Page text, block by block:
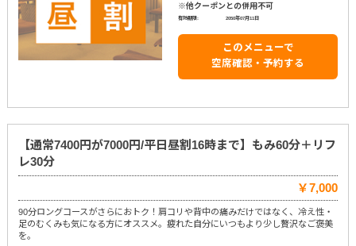
※他クーポンとの併用不可
有効期限: 2050年07月11日
このメニューで
空席確認・予約する
【通常7400円が7000円/平日昼割16時まで】もみ60分＋リフ
レ30分
￥7,000
90分ロングコースがさらにおトク！肩コリや背中の痛みだけではなく、冷え性・
足のむくみも気になる方にオススメ。疲れた自分にいつもより少し贅沢なご褒美
を。